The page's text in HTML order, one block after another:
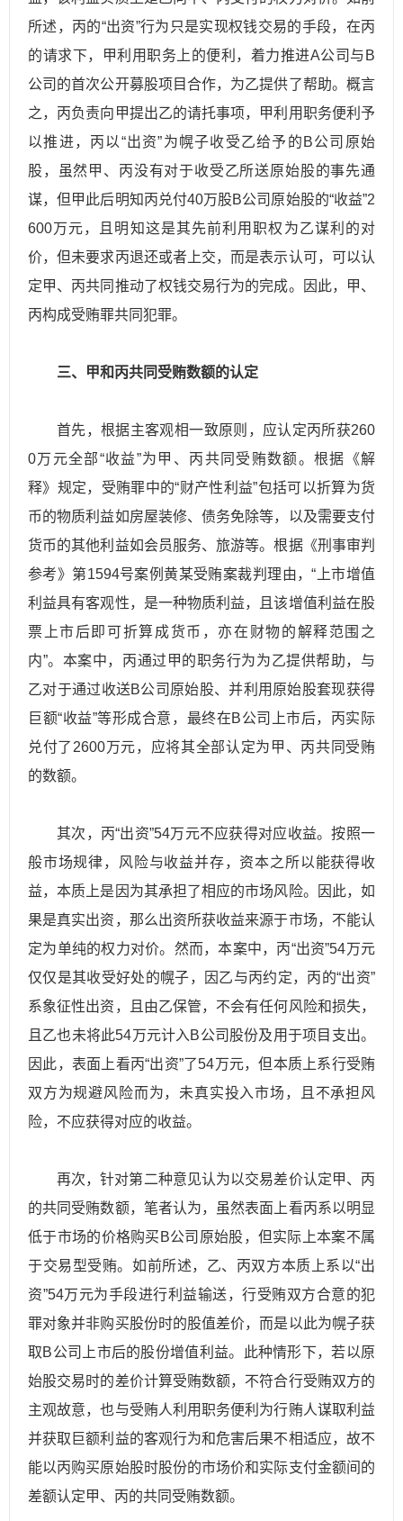
所述，丙的“出资”行为只是实现权钱交易的手段，在丙
的请求下，甲利用职务上的便利，着力推进A公司与B
公司的首次公开募股项目合作，为乙提供了帮助。概言
之，丙负责向甲提出乙的请托事项，甲利用职务便利予
以推进，丙以“出资”为幌子收受乙给予的B公司原始
股，虽然甲、丙没有对于收受乙所送原始股的事先通
谋，但甲此后明知丙兑付40万股B公司原始股的“收益”2
600万元，且明知这是其先前利用职权为乙谋利的对
价，但未要求丙退还或者上交，而是表示认可，可以认
定甲、丙共同推动了权钱交易行为的完成。因此，甲、
丙构成受贿罪共同犯罪。
三、甲和丙共同受贿数额的认定
首先，根据主客观相一致原则，应认定丙所获260
0万元全部“收益”为甲、丙共同受贿数额。根据《解
释》规定，受贿罪中的“财产性利益”包括可以折算为货
币的物质利益如房屋装修、债务免除等，以及需要支付
货币的其他利益如会员服务、旅游等。根据《刑事审判
参考》第1594号案例黄某受贿案裁判理由，“上市增值
利益具有客观性，是一种物质利益，且该增值利益在股
票上市后即可折算成货币，亦在财物的解释范围之
内”。本案中，丙通过甲的职务行为为乙提供帮助，与
乙对于通过收送B公司原始股、并利用原始股套现获得
巨额“收益”等形成合意，最终在B公司上市后，丙实际
兑付了2600万元，应将其全部认定为甲、丙共同受贿
的数额。
其次，丙“出资”54万元不应获得对应收益。按照一
般市场规律，风险与收益并存，资本之所以能获得收
益，本质上是因为其承担了相应的市场风险。因此，如
果是真实出资，那么出资所获收益来源于市场，不能认
定为单纯的权力对价。然而，本案中，丙“出资”54万元
仅仅是其收受好处的幌子，因乙与丙约定，丙的“出资”
系象征性出资，且由乙保管，不会有任何风险和损失，
且乙也未将此54万元计入B公司股份及用于项目支出。
因此，表面上看丙“出资”了54万元，但本质上系行受贿
双方为规避风险而为，未真实投入市场，且不承担风
险，不应获得对应的收益。
再次，针对第二种意见认为以交易差价认定甲、丙
的共同受贿数额，笔者认为，虽然表面上看丙系以明显
低于市场的价格购买B公司原始股，但实际上本案不属
于交易型受贿。如前所述，乙、丙双方本质上系以“出
资”54万元为手段进行利益输送，行受贿双方合意的犯
罪对象并非购买股份时的股值差价，而是以此为幌子获
取B公司上市后的股份增值利益。此种情形下，若以原
始股交易时的差价计算受贿数额，不符合行受贿双方的
主观故意，也与受贿人利用职务便利为行贿人谋取利益
并获取巨额利益的客观行为和危害后果不相适应，故不
能以丙购买原始股时股份的市场价和实际支付金额间的
差额认定甲、丙的共同受贿数额。